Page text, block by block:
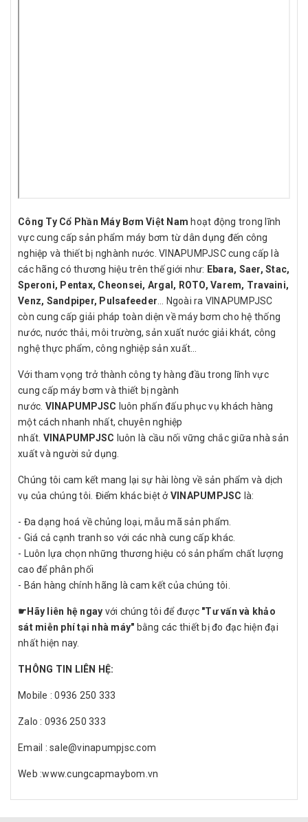
Công Ty Cổ Phần Máy Bơm Việt Nam hoạt động trong lĩnh
vực cung cấp sản phẩm máy bơm từ dân dụng đến công
nghiệp và thiết bị nghành nước. VINAPUMPJSC cung cấp là
các hãng có thương hiệu trên thế giới như: Ebara, Saer, Stac,
Speroni, Pentax, Cheonsei, Argal, ROTO, Varem, Travaini,
Venz, Sandpiper, Pulsafeeder … Ngoài ra VINAPUMPJSC
còn cung cấp giải pháp toàn diện về máy bơm cho hệ thống
nước, nước thải, môi trường, sản xuất nước giải khát, công
nghệ thực phẩm, công nghiệp sản xuất…
Với tham vọng trở thành công ty hàng đầu trong lĩnh vực
cung cấp máy bơm và thiết bị ngành
nước. VINAPUMPJSC luôn phấn đấu phục vụ khách hàng
một cách nhanh nhất, chuyên nghiệp
nhất. VINAPUMPJSC luôn là cầu nối vững chắc giữa nhà sản
xuất và người sử dụng.
Chúng tôi cam kết mang lại sự hài lòng về sản phẩm và dịch
vụ của chúng tôi. Điểm khác biệt ởVINAPUMPJSC là:
- Đa dạng hoá về chủng loại, mẫu mã sản phẩm.
- Giá cả cạnh tranh so với các nhà cung cấp khác.
- Luôn lựa chọn những thương hiệu có sản phẩm chất lượng
cao để phân phối
- Bán hàng chính hãng là cam kết của chúng tôi.
☛ Hãy liên hệ ngay với chúng tôi để được "Tư vấn và khảo
sát miễn phí tại nhà máy" bằng các thiết bị đo đạc hiện đại
nhất hiện nay.
THÔNG TIN LIÊN HỆ:
Mobile : 0936 250 333
Zalo : 0936 250 333
Email : sale@vinapumpjsc.com
Web :www.cungcapmaybom.vn